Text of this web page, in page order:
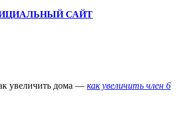
САЙТ
увеличить дома — как увеличить член 6